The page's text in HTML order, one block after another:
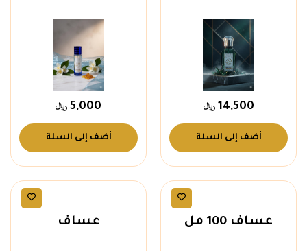
14,500
أضف إلى السلة
5,000
أضف إلى السلة
عساف 100 مل عساف